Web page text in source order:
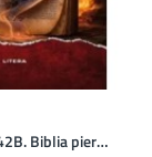
Gutenberg 42B. Biblia pierduta